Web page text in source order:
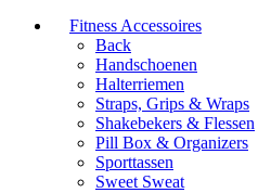
Fitness Accessoires
Back
Handschoenen
Halterriemen
Straps, Grips & Wraps
Shakebekers & Flessen
Pill Box & Organizers
Sporttassen
Sweet Sweat